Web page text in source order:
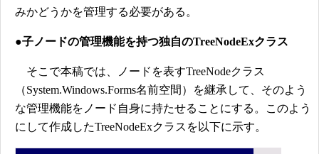
みかどうかを管理する必要がある。
●子ノードの管理機能を持つ独自のTreeNodeExクラス
そこで本稿では、ノードを表すTreeNodeクラス
（System.Windows.Forms名前空間）を継承して、そのよう
な管理機能をノード自身に持たせることにする。このよう
にして作成したTreeNodeExクラスを以下に示す。